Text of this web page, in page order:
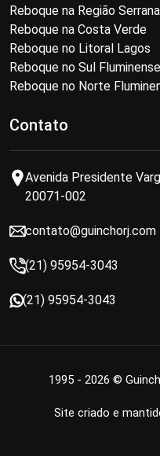
Reboque na Região Serrana
Reboque na Costa Verde
Reboque no Litoral Lagos
Reboque no Sul Fluminense
Reboque no Norte
Contato
Avenida Presidente
20071-002
contato@guinchorj.com
(21) 95954-3043
(21) 95954-3043
1995 - 2026 ©
Site criado e